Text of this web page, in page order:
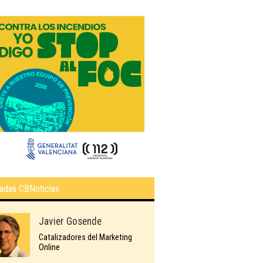
CBNoticias
Javier Gosende
Catalizadores del Marketing
Online